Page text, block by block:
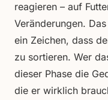
reagieren – auf
Veränderungen.
ein Zeichen, dass
zu sortieren. Wer
dieser Phase die
die er wirklich